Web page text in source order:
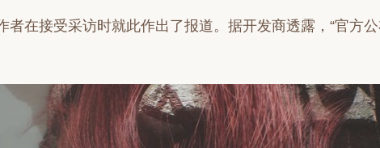
在接受采访时就此作出了报道。据开发商透露，“官方